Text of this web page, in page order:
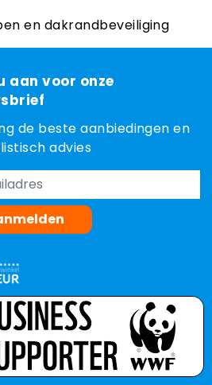
en dakrandbeveiliging
aan voor onze
de beste aanbiedingen en
advies